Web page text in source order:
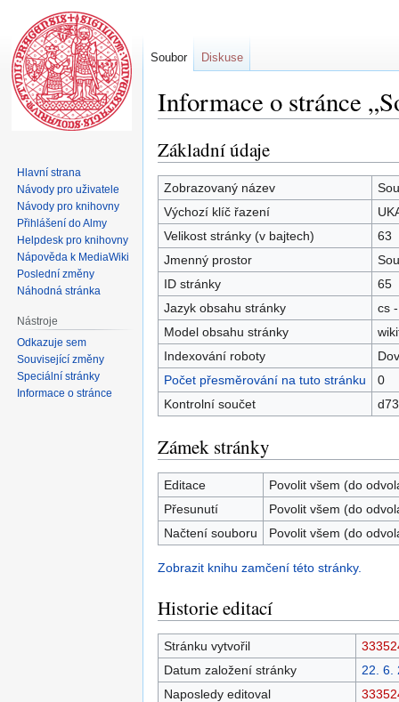
Informace o stránce
Skočit
na
navigaci
Skočit
na
vyhledávání
Základní údaje
Zobrazovaný název
Výchozí klíč řazení
Velikost stránky (v bajtech)
63
Jmenný prostor
ID stránky
65
Jazyk obsahu stránky
cs
Model obsahu stránky
Indexování roboty
Počet přesměrování na tuto stránku
0
Kontrolní součet
Zámek stránky
Editace
Povolit všem (do
Přesunutí
Povolit všem (do
Načtení souboru
Povolit všem (do
Zobrazit knihu zamčení této stránky.
Historie editací
Stránku vytvořil
Datum založení stránky
22. 6.
Naposledy editoval
Soubor Diskuse
Hlavní strana
Návody pro uživatele
Návody pro knihovny
Přihlášení do Almy
Helpdesk pro knihovny
Nápověda k MediaWiki
Poslední změny
Náhodná stránka
Nástroje
Odkazuje sem
Související změny
Speciální stránky
Informace o stránce